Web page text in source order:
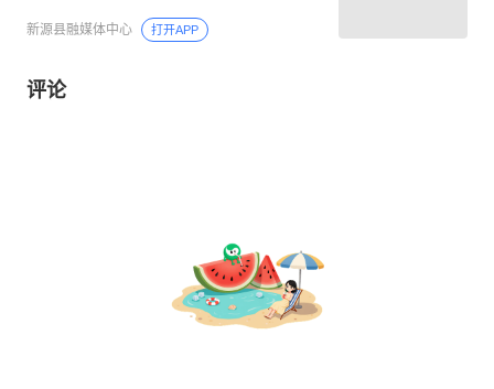
新源县融媒体中心 打开APP
评论